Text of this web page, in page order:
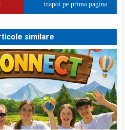
inapoi pe prima pagina
similare